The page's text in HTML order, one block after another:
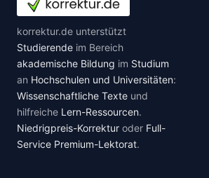
korrektur.de unterstützt
Studierende im Bereich
akademische Bildung im Studium
an Hochschulen und Universitäten:
Wissenschaftliche Texte und
hilfreiche Lern-Ressourcen.
Niedrigpreis-Korrektur oder Full-
Service Premium-Lektorat.